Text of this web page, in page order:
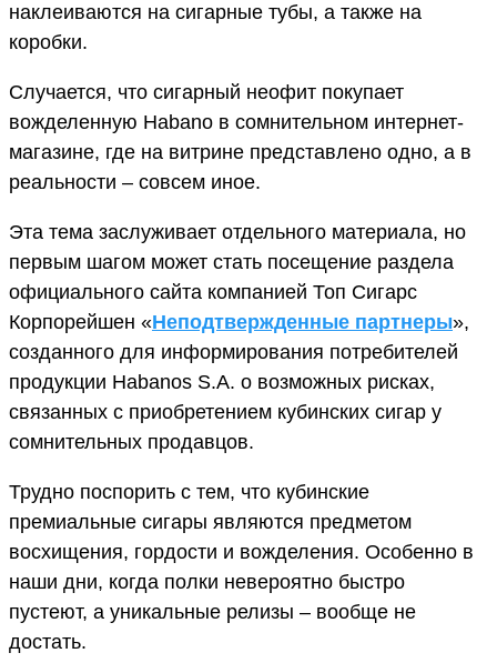
наклеиваются на сигарные тубы, а также на
коробки.
Случается, что сигарный неофит покупает
вожделенную Habano в сомнительном интернет-
магазине, где на витрине представлено одно, а в
реальности – совсем иное.
Эта тема заслуживает отдельного материала, но
первым шагом может стать посещение раздела
официального сайта компанией Топ Сигарс
Корпорейшен «Неподтвержденные партнеры»,
созданного для информирования потребителей
продукции Habanos S.A. о возможных рисках,
связанных с приобретением кубинских сигар у
сомнительных продавцов.
Трудно поспорить с тем, что кубинские
премиальные сигары являются предметом
восхищения, гордости и вожделения. Особенно в
наши дни, когда полки невероятно быстро
пустеют, а уникальные релизы – вообще не
достать.